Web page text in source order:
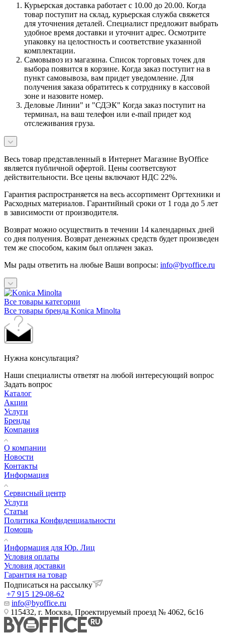
Курьерская доставка работает с 10.00 до 20.00. Когда
товар поступит на склад, курьерская служба свяжется
для уточнения деталей. Специалист предложит выбрать
удобное время доставки и уточнит адрес. Осмотрите
упаковку на целостность и соответствие указанной
комплектации.
Самовывоз из магазина. Список торговых точек для
выбора появится в корзине. Когда заказ поступит на в
пункт самовывоза, вам придет уведомление. Для
получения заказа обратитесь к сотруднику в кассовой
зоне и назовите номер.
Деловые Линии" и "СДЭК" Когда заказ поступит на
терминал, на ваш телефон или e-mail придет код
отслеживания груза.
Весь товар представленный в Интернет Магазине ByOffice
является публичной офертой. Цены соответсвуют
действительности. Все цены включают НДС 22%.
Гарантия распространяется на весь ассортимент Оргтехники и
Расходных материалов. Гарантийный сроки от 1 года до 5 лет
в зависимости от производителя.
Возврат можно осуществить в течении 14 календарных дней
со дня полуения. Возврат денежных средств будет произведен
тем же способом, каким был оплачен заказ.
Мы рады ответить на любые Ваши вопросы: info@byoffice.ru
Все товары категории
Все товары бренда Konica Minolta
Нужна консультация?
Наши специалисты ответят на любой интересующий вопрос
Задать вопрос
Каталог
Акции
Услуги
Бренды
Компания
О компании
Новости
Контакты
Информация
Сервисный центр
Услуги
Статьи
Политика Конфиденциальности
Помощь
Информация для Юр. Лиц
Условия оплаты
Условия доставки
Гарантия на товар
Подписаться на рассылку
+7 915 129-08-62
info@byoffice.ru
115432, г. Москва, Проектируемый проезд № 4062, 6с16